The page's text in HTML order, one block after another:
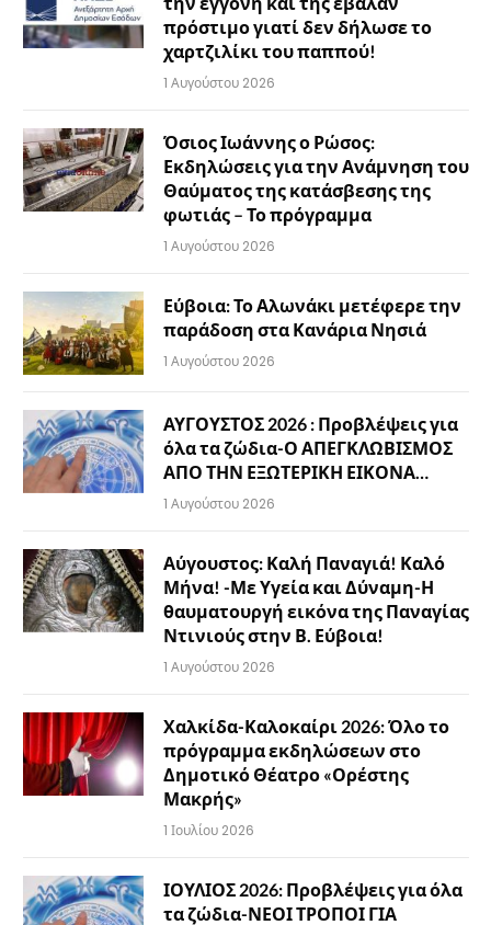
πρόστιμο γιατί δεν δήλωσε το
χαρτζιλίκι του παππού!
1 Αυγούστου 2026
Όσιος Ιωάννης ο Ρώσος:
Εκδηλώσεις για την Ανάμνηση του
Θαύματος της κατάσβεσης της
φωτιάς – Το πρόγραμμα
1 Αυγούστου 2026
Εύβοια: Το Αλωνάκι μετέφερε την
παράδοση στα Κανάρια Νησιά
1 Αυγούστου 2026
ΑΥΓΟΥΣΤΟΣ 2026 : Προβλέψεις για
όλα τα ζώδια-Ο ΑΠΕΓΚΛΩΒΙΣΜΟΣ
ΑΠΟ ΤΗΝ ΕΞΩΤΕΡΙΚΗ ΕΙΚΟΝΑ…
1 Αυγούστου 2026
Αύγουστος: Καλή Παναγιά! Καλό
Μήνα! -Με Υγεία και Δύναμη-Η
θαυματουργή εικόνα της Παναγίας
Ντινιούς στην Β. Εύβοια!
1 Αυγούστου 2026
Χαλκίδα-Καλοκαίρι 2026: Όλο το
πρόγραμμα εκδηλώσεων στο
Δημοτικό Θέατρο «Ορέστης
Μακρής»
1 Ιουλίου 2026
ΙΟΥΛΙΟΣ 2026: Προβλέψεις για όλα
τα ζώδια-ΝΕΟΙ ΤΡΟΠΟΙ ΓΙΑ